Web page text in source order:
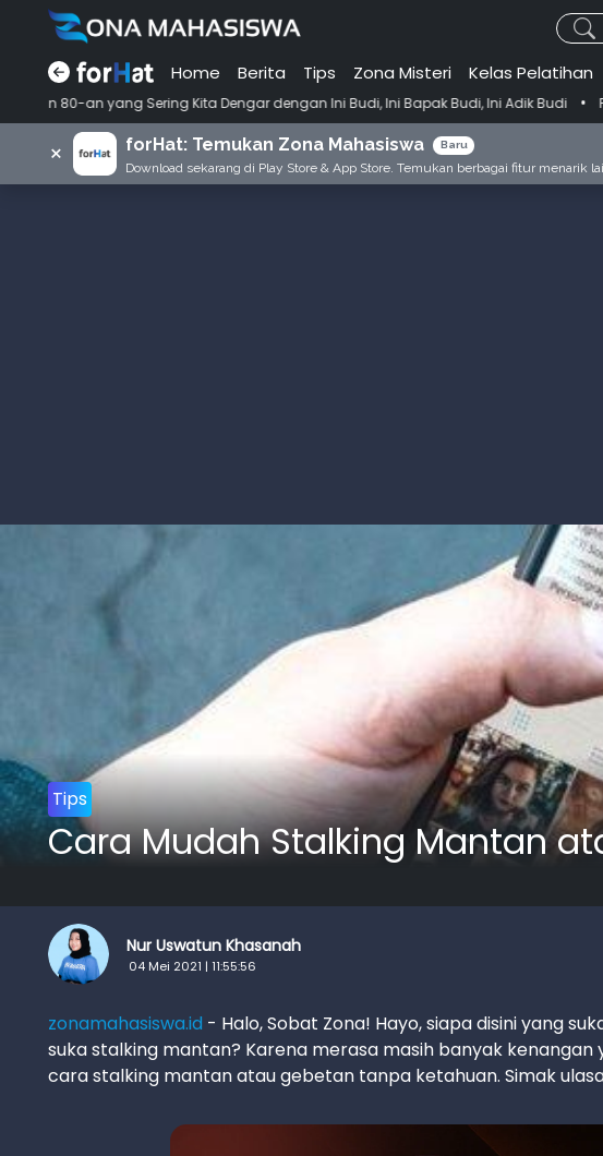
Home Berita Tips Zona Misteri Kelas Pelatihan
yang Sering Kita Dengar dengan Ini Budi, Ini Bapak Budi, Ini Adik Budi • Punya
× forHat: Temukan Zona Mahasiswa Baru
Download sekarang di Play Store & App Store. Temukan berbagai fitur menarik
Tips
Cara Mudah Stalking Mantan
Nur Uswatun Khasanah
04 Mei 2021 | 11:55:56
zonamahasiswa.id - Halo, Sobat Zona! Hayo, siapa disini yang
suka stalking mantan? Karena merasa masih banyak kenangan
cara stalking mantan atau gebetan tanpa ketahuan. Simak